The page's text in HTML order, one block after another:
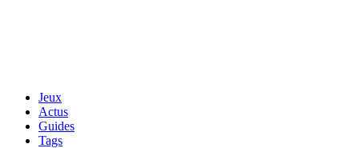
Jeux
Actus
Guides
Tags